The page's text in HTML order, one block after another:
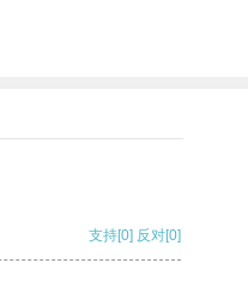
支持[0] 反对[0]